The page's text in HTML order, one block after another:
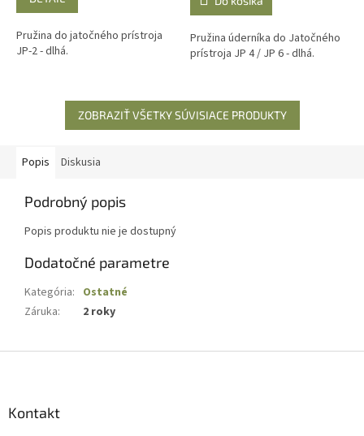
Pružina do jatočného prístroja
JP-2 - dlhá.
Pružina úderníka do Jatočného
prístroja JP 4 / JP 6 - dlhá.
ZOBRAZIŤ VŠETKY SÚVISIACE PRODUKTY
Popis Diskusia
Podrobný popis
Popis produktu nie je dostupný
Dodatočné parametre
Kategória: Ostatné
Záruka: 2 roky
Kontakt